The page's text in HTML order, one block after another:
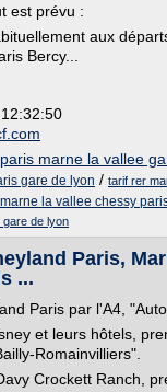
est prévu :
aux
Bercy...
marne la vallee
gare de lyon / tarif rer
la vallee chessy
gare de lyon
Paris,
...
Paris par l'A4,
et leurs hôtels,
Romainvilliers".
Crockett Ranch,